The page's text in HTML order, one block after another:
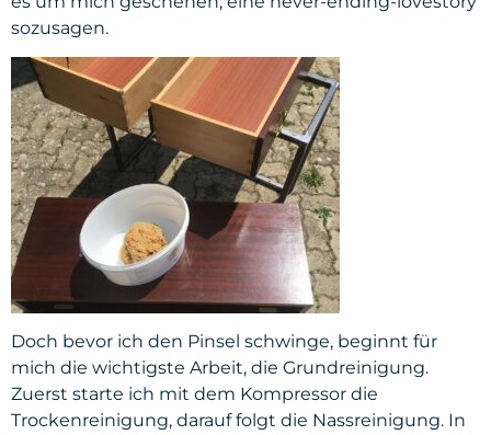
sozusagen.
Doch bevor ich den Pinsel schwinge, beginnt für
mich die wichtigste Arbeit, die Grundreinigung.
Zuerst starte ich mit dem Kompressor die
Trockenreinigung, darauf folgt die Nassreinigung. In